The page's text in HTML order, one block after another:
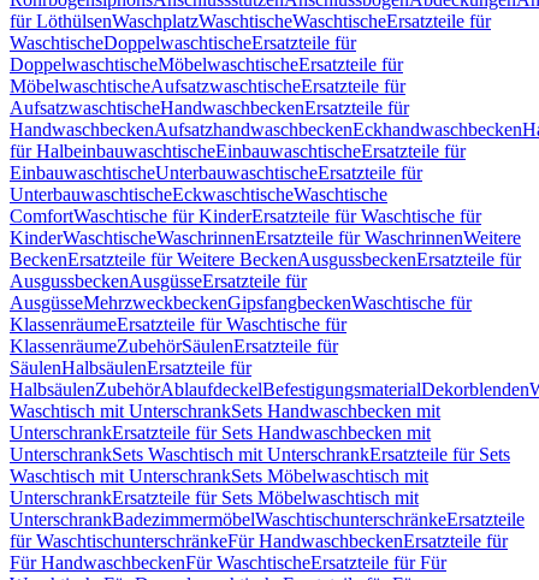
für LöthülsenWaschplatzWaschtischeWaschtischeErsatzteile für
WaschtischeDoppelwaschtischeErsatzteile für
DoppelwaschtischeMöbelwaschtischeErsatzteile für
MöbelwaschtischeAufsatzwaschtischeErsatzteile für
AufsatzwaschtischeHandwaschbeckenErsatzteile für
HandwaschbeckenAufsatzhandwaschbeckenEckhandwaschbecken
für HalbeinbauwaschtischeEinbauwaschtischeErsatzteile für
EinbauwaschtischeUnterbauwaschtischeErsatzteile für
UnterbauwaschtischeEckwaschtischeWaschtische
ComfortWaschtische für KinderErsatzteile für Waschtische für
KinderWaschtischeWaschrinnenErsatzteile für WaschrinnenWeitere
BeckenErsatzteile für Weitere BeckenAusgussbeckenErsatzteile für
AusgussbeckenAusgüsseErsatzteile für
AusgüsseMehrzweckbeckenGipsfangbeckenWaschtische für
KlassenräumeErsatzteile für Waschtische für
KlassenräumeZubehörSäulenErsatzteile für
SäulenHalbsäulenErsatzteile für
HalbsäulenZubehörAblaufdeckelBefestigungsmaterialDekorblenden
Waschtisch mit UnterschrankSets Handwaschbecken mit
UnterschrankErsatzteile für Sets Handwaschbecken mit
UnterschrankSets Waschtisch mit UnterschrankErsatzteile für Sets
Waschtisch mit UnterschrankSets Möbelwaschtisch mit
UnterschrankErsatzteile für Sets Möbelwaschtisch mit
UnterschrankBadezimmermöbelWaschtischunterschränkeErsatzteile
für WaschtischunterschränkeFür HandwaschbeckenErsatzteile für
Für HandwaschbeckenFür WaschtischeErsatzteile für Für